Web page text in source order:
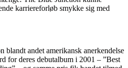
karriereforløb smykke sig med
blandt andet amerikansk anerkendelse
for deres debutalbum i 2001 – ”Best